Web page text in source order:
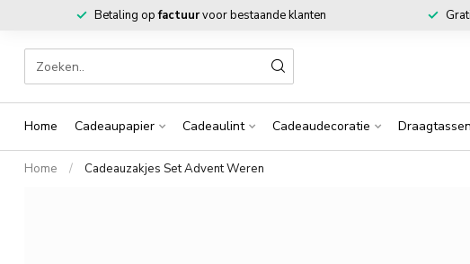
Betaling opfactuurvoor bestaande klanten
Home Cadeaupapier Cadeaulint Cadeaudecoratie Draagtassen
Home / Cadeauzakjes Set Advent Weren